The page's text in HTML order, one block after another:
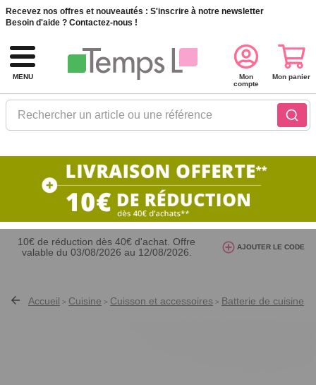
Recevez nos offres et nouveautés : S'inscrire à notre newsletter
Besoin d'aide ? Contactez-nous !
MENU
Rechercher un article ou une référence
Mon
compte
Mon panier
10€ de réduction dès 40€ d'achat. Offre
valable du 03/08/2026 au 12/08/2026.
avec le code AT26
AJOUTER LE CODE
Accueil > Cuisine > Cuisson et accessoires > Batterie de cuisine